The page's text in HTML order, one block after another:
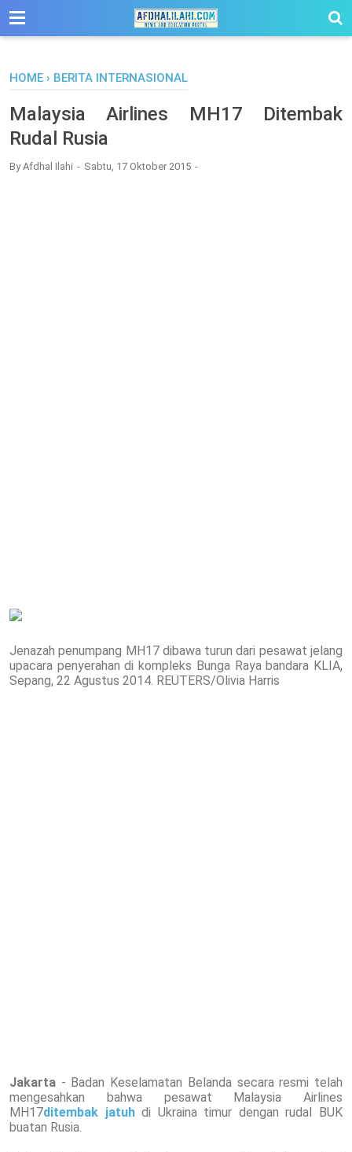
-->
HOME › BERITA INTERNASIONAL
Malaysia Airlines MH17 Ditembak
Rudal Rusia
ByAfdhal Ilahi Sabtu, 17 Oktober 2015
Jenazah penumpang MH17 dibawa turun dari pesawat jelang
upacara penyerahan di kompleks Bunga Raya bandara KLIA,
Sepang, 22 Agustus 2014. REUTERS/Olivia Harris
Jakarta - Badan Keselamatan Belanda secara resmi telah
mengesahkan bahwa pesawat Malaysia Airlines
MH17ditembak jatuhdi Ukraina timur dengan rudal BUK
buatan Rusia.